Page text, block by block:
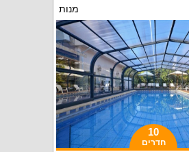
מנות
10
חדרים